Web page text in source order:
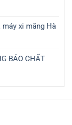
máy xi măng Hà
BÁO CHẤT